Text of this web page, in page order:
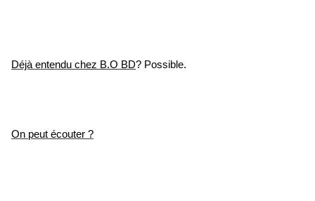
Déjà entendu chez B.O BD? Possible.
On peut écouter ?